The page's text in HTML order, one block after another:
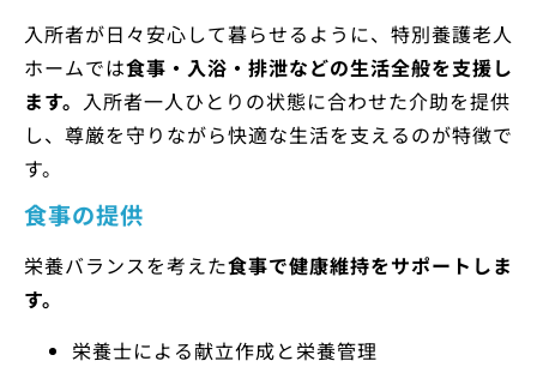
入所者が日々安心して暮らせるように、特別養護老人
ホームでは食事・入浴・排泄などの生活全般を支援し
ます。 入所者一人ひとりの状態に合わせた介助を提供
し、尊厳を守りながら快適な生活を支えるのが特徴で
す。
食事の提供
栄養バランスを考えた食事で健康維持をサポートしま
す。
栄養士による献立作成と栄養管理